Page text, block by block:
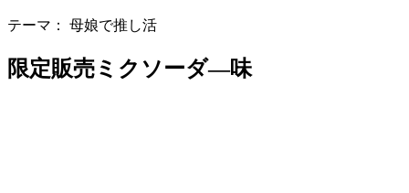
テーマ： 母娘で推し活
限定販売ミクソーダ―味